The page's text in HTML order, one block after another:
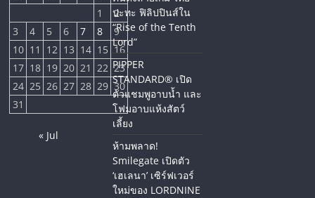
1
2
3
4 5 6 7 8
9
10 11 12 13 14 15 16
17 18 19 20 21 22 23
24 25 26 27 28 29 30
31
« Jul
ปะทะ ฟิลิปปินส์ใน
“Rise of the Tenth
Lord”
PIPPER
STANDARD® เปิด
ตัวแชมพูอาบน้ำ และ
โฟมอาบแห้งสัตว์
เลี้ยง
ห้ามพลาด!
Smilegate เปิดตัว
‘เฮเลนา’ เซิร์ฟเวอร์
ใหม่ของ LORDNINE